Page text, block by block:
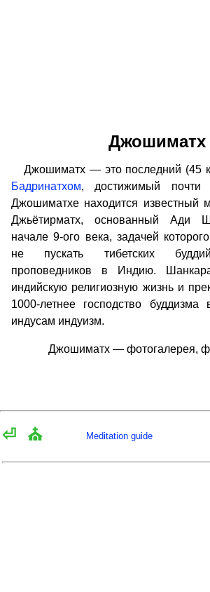
Джошиматх
Джошиматх — это последний (45
Бадринатхом, достижимый почти
Джошиматхе находится известный
Джьётирматх, основанный Ади
начале 9-ого века, задачей
не пускать тибетских
проповедников в Индию.
индийскую религиозную жизнь и
1000-летнее господство
индусам индуизм.
Джошиматх — фотогалерея,
⏎ ⛪ Meditation guide